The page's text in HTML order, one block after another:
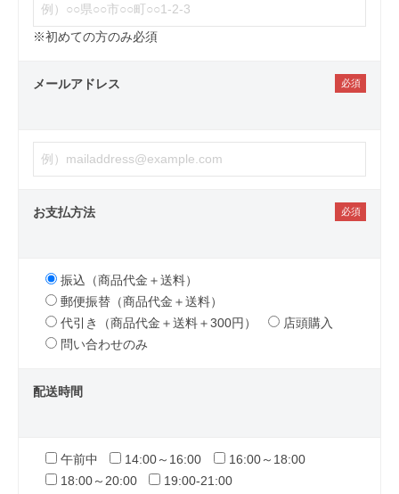
※初めての方のみ必須
メールアドレス
お支払方法
振込（商品代金＋送料）
郵便振替（商品代金＋送料）
代引き（商品代金＋送料＋300円）
店頭購入
問い合わせのみ
配送時間
午前中 14:00～16:00
16:00～18:00
18:00～20:00
19:00-21:00